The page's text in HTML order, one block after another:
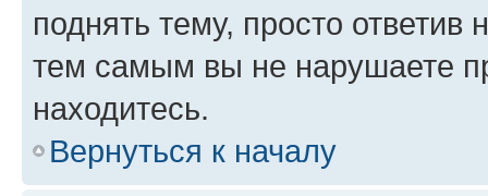
поднять тему, просто ответив
тем самым вы не нарушаете
находитесь.
Вернуться к началу